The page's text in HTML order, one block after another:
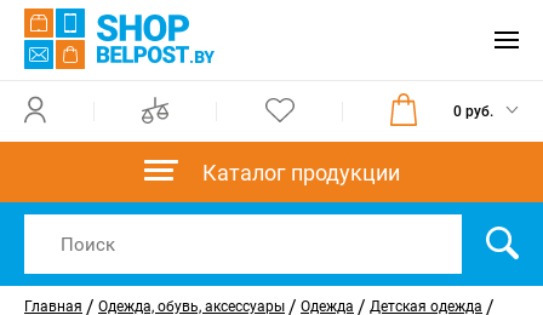
0 руб.
Каталог продукции
Главная / Одежда, обувь, аксессуары / Одежда / Детская одежда /